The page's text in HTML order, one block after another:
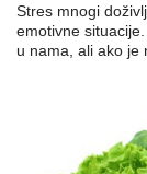
Stres mnogi
emotivne
u nama, ali ako je